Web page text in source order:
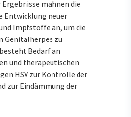
mahnen die
Entwicklung neuer
Impfstoffe an, um die
Genitalherpes zu
Bedarf an
und therapeutischen
HSV zur Kontrolle der
zur Eindämmung der